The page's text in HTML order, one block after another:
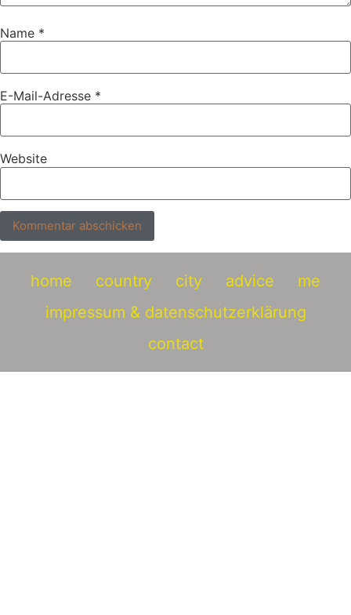
Name *
E-Mail-Adresse *
Website
home country city advice
me
impressum & datenschutzerklärung
contact